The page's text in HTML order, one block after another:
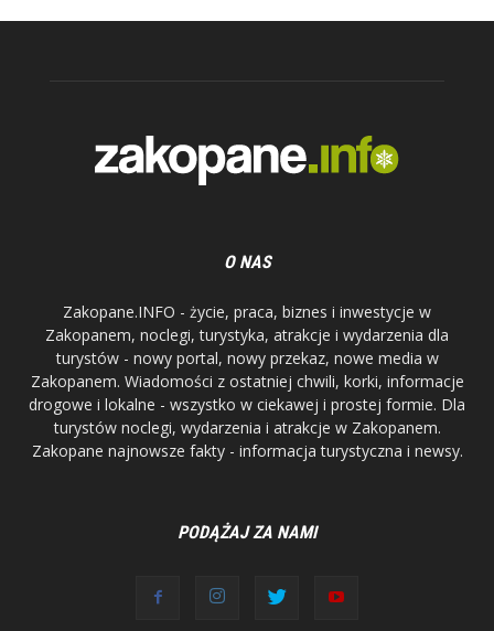
O NAS
Zakopane.INFO - życie, praca, biznes i inwestycje w
Zakopanem, noclegi, turystyka, atrakcje i wydarzenia dla
turystów - nowy portal, nowy przekaz, nowe media w
Zakopanem. Wiadomości z ostatniej chwili, korki, informacje
drogowe i lokalne - wszystko w ciekawej i prostej formie. Dla
turystów noclegi, wydarzenia i atrakcje w Zakopanem.
Zakopane najnowsze fakty - informacja turystyczna i newsy.
PODĄŻAJ ZA NAMI